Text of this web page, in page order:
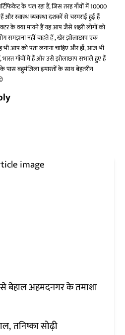
के चल रहा हैं, जिस तरह गाँवों में 10000
और स्वास्थ व्यवस्था दशकों से चरमराई हुई हैं
के क्या मायने हैं यह आप जैसे शहरी लोगों को
समझना नहीं चाहते हैं , खैर झोलाछाप एक
भी आप को पता लगाना चाहिए और हाँ, आज भी
भारत गाँवों में हैं और उसे झोलाछाप सभाले हुए हैं
पास बहुमंजिला इमारतों के साथ बेहतरीन
से बेहाल अहमदनगर के तमाशा
तनिष्का सोढ़ी